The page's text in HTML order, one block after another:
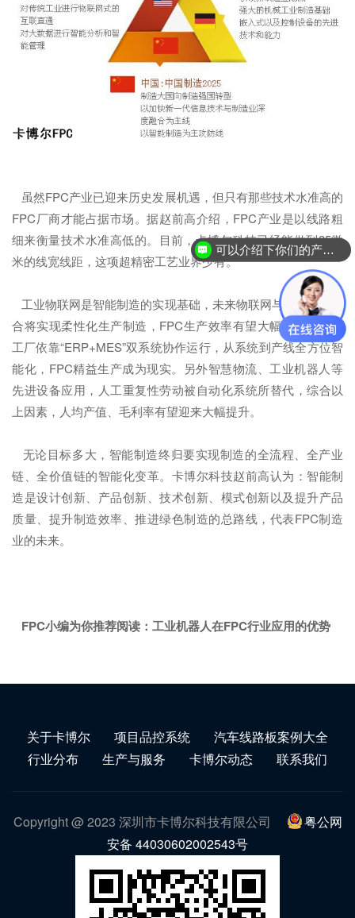
虽然FPC产业已迎来历史发展机遇，但只有那些技术水准高的
FPC厂商才能占据市场。据赵前高介绍，FPC产业是以线路粗
细来衡量技术水准高低的。目前，卡博尔科技已经能做到35微
米的线宽线距，这项超精密工艺业界少有。
工业物联网是智能制造的实现基础，未来物联网与互联网的结
合将实现柔性化生产制造，FPC生产效率有望大幅提升。智能
工厂依靠“ERP+MES”双系统协作运行，从系统到产线全方位智
能化，FPC精益生产成为现实。另外智慧物流、工业机器人等
先进设备应用，人工重复性劳动被自动化系统所替代，综合以
上因素，人均产值、毛利率有望迎来大幅提升。
无论目标多大，智能制造终归要实现制造的全流程、全产业
链、全价值链的智能化变革。卡博尔科技赵前高认为：智能制
造是设计创新、产品创新、技术创新、模式创新以及提升产品
质量、提升制造效率、推进绿色制造的总路线，代表FPC制造
业的未来。
FPC小编为你推荐阅读： 工业机器人在FPC行业应用的优势
关于卡博尔 项目品控系统
汽车线路板案例大全
行业分布
生产与服务 卡博尔动态 联系我们
Copyright @ 2023 深圳市卡博尔科技有限公司
粤公网
安备 44030602002543号
可以介绍下你们的产品么？